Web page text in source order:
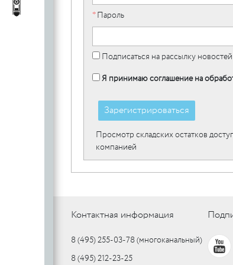
стеклянных
c
профильных
дверей
Автопороги
*Пароль
Подписаться на рассылку новостей
Я принимаю соглашение на
Зарегистрироваться
Просмотр складских остатков
компанией
Контактная информация
8 (495) 255-03-78(многоканальный)
8 (495) 212-23-25